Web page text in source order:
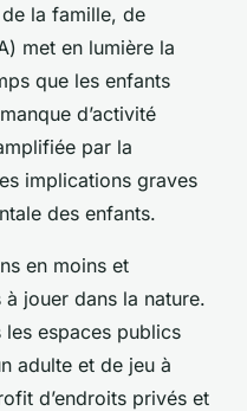
la famille, de
met en lumière la
que les enfants
d’activité
par la
implications graves
des enfants.
en moins et
jouer dans la nature.
les espaces publics
adulte et de jeu à
d’endroits privés et